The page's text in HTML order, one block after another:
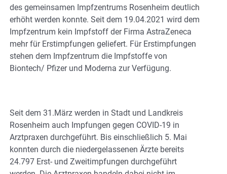
des gemeinsamen Impfzentrums Rosenheim deutlich
erhöht werden konnte. Seit dem 19.04.2021 wird dem
Impfzentrum kein Impfstoff der Firma AstraZeneca
mehr für Erstimpfungen geliefert. Für Erstimpfungen
stehen dem Impfzentrum die Impfstoffe von
Biontech/ Pfizer und Moderna zur Verfügung.
Seit dem 31.März werden in Stadt und Landkreis
Rosenheim auch Impfungen gegen COVID-19 in
Arztpraxen durchgeführt. Bis einschließlich 5. Mai
konnten durch die niedergelassenen Ärzte bereits
24.797 Erst- und Zweitimpfungen durchgeführt